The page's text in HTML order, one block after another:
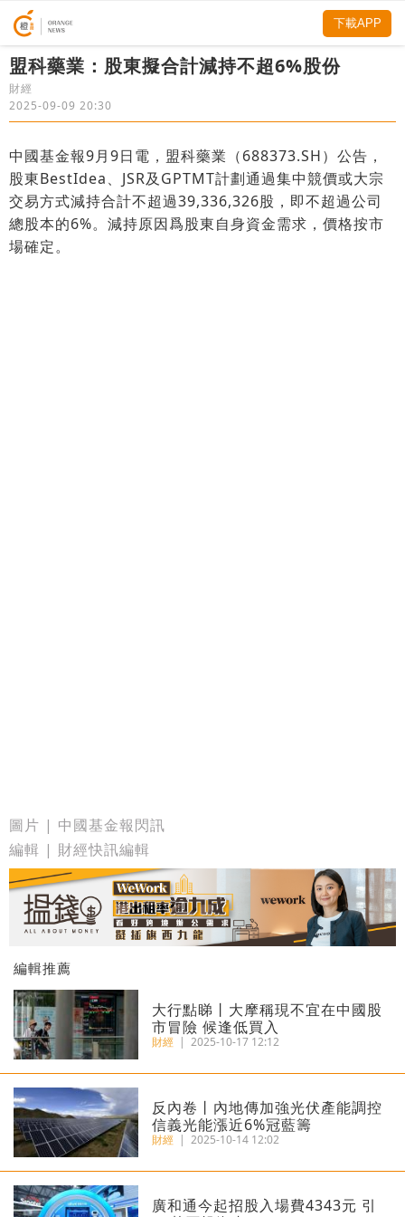
盟科藥業：股東擬合計減持不超6%股份
財經
2025-09-09 20:30
中國基金報9月9日電，盟科藥業（688373.SH）公告，
股東BestIdea、JSR及GPTMT計劃通過集中競價或大宗
交易方式減持合計不超過39,336,326股，即不超過公司
總股本的6%。減持原因爲股東自身資金需求，價格按市
場確定。
圖片 | 中國基金報閃訊
編輯 | 財經快訊編輯
編輯推薦
大行點睇丨大摩稱現不宜在中國股
市冒險 候逢低買入
財經 | 2025-10-17 12:12
反內卷丨內地傳加強光伏產能調控
信義光能漲近6%冠藍籌
財經 | 2025-10-14 12:02
廣和通今起招股入場費4343元 引
下載APP